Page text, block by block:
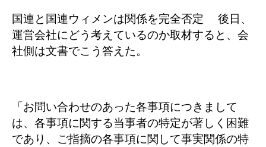
国連と国連ウィメンは関係を完全否定 後日、
運営会社にどう考えているのか取材すると、会
社側は文書でこう答えた。
「お問い合わせのあった各事項につきまして
は、各事項に関する当事者の特定が著しく困難
であり、ご指摘の各事項に関して事実関係の特